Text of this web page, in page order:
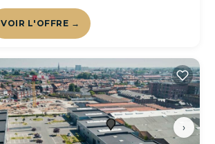
VOIR L'OFFRE →
›